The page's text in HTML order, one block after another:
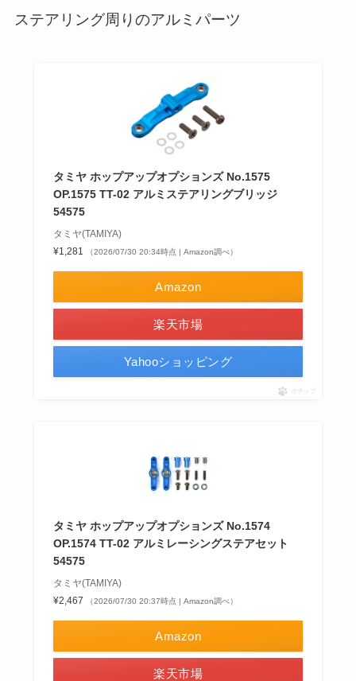
ステアリング周りのアルミパーツ
タミヤ ホップアップオプションズ No.1575
OP.1575 TT-02 アルミステアリングブリッジ
54575
タミヤ(TAMIYA)
¥1,281
（2026/07/30 20:34時点 | Amazon調べ）
Amazon
楽天市場
Yahooショッピング
ポチップ
タミヤ ホップアップオプションズ No.1574
OP.1574 TT-02 アルミレーシングステアセット
54575
タミヤ(TAMIYA)
¥2,467
（2026/07/30 20:37時点 | Amazon調べ）
Amazon
楽天市場